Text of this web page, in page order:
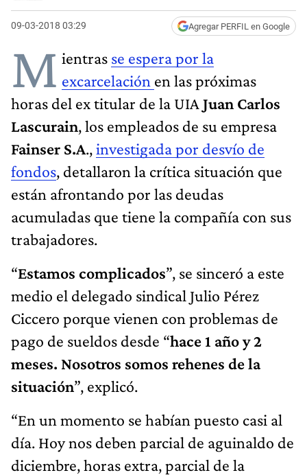
09-03-2018 03:29 Agregar PERFIL en Google
M ientras se espera por la
excarcelación en las próximas
horas del ex titular de la UIA Juan Carlos
Lascurain, los empleados de su empresa
Fainser S.A.,investigada por desvío de
fondos, detallaron la crítica situación que
están afrontando por las deudas
acumuladas que tiene la compañía con sus
trabajadores.
“Estamos complicados”, se sinceró a este
medio el delegado sindical Julio Pérez
Ciccero porque vienen con problemas de
pago de sueldos desde “hace 1 año y 2
meses. Nosotros somos rehenes de la
situación”, explicó.
“En un momento se habían puesto casi al
día. Hoy nos deben parcial de aguinaldo de
diciembre, horas extra, parcial de la